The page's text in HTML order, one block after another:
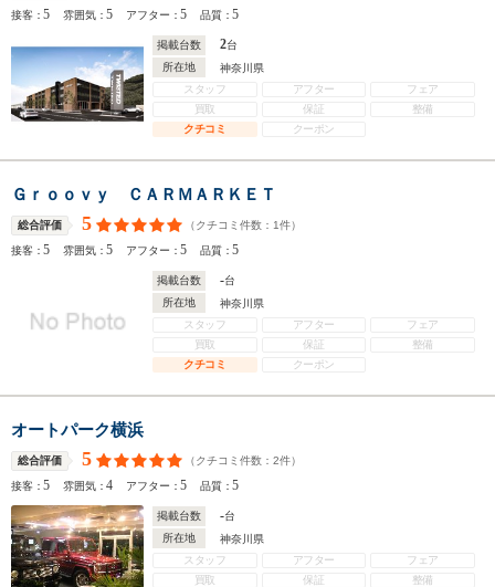
接客：5 雰囲気：5 アフター：5 品質：5
掲載台数 2台
所在地
神奈川県
スタッフ
アフター
フェア
買取
保証
整備
クチコミ
クーポン
Ｇｒｏｏｖｙ ＣＡＲＭＡＲＫＥＴ
総合評価 5 （クチコミ件数： 1件）
接客：5 雰囲気：5 アフター：5 品質：5
掲載台数 -台
所在地
神奈川県
スタッフ
アフター
フェア
買取
保証
整備
クチコミ
クーポン
オートパーク横浜
総合評価 5 （クチコミ件数： 2件）
接客：5 雰囲気：4 アフター：5 品質：5
掲載台数 -台
所在地
神奈川県
スタッフ
アフター
フェア
買取
保証
整備